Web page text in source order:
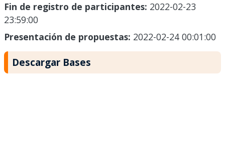
Fin de registro de participantes: 2022-02-23
23:59:00
Presentación de propuestas: 2022-02-24 00:01:00
Descargar Bases